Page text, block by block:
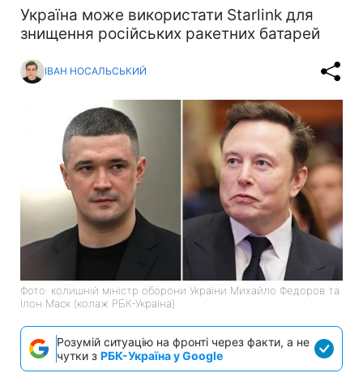
Україна може використати Starlink для
знищення російських ракетних батарей
ІВАН НОСАЛЬСЬКИЙ
Фото: колишній міністр оборони України Михайло Федоров та
Ілон Маск (колаж РБК-Україна)
Розумій ситуацію на фронті через факти, а не
чутки з РБК-Україна у Google